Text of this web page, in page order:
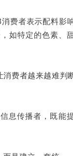
费者表示配料影
如特定的色素、
费者越来越难判
息传播者，既能